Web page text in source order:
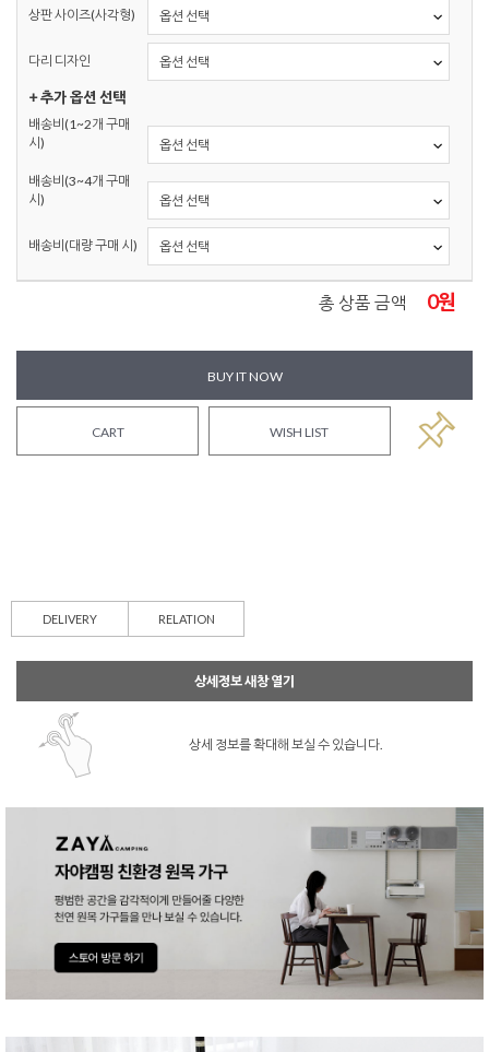
상판 사이즈(사각형)
다리 디자인
+ 추가 옵션 선택
배송비(1~2개 구매
시)
배송비(3~4개 구매
시)
배송비(대량 구매 시)
총 상품 금액 0원
BUY IT NOW
CART WISH LIST
DELIVERY RELATION
상세정보 새창 열기
상세 정보를 확대해 보실 수 있습니다.